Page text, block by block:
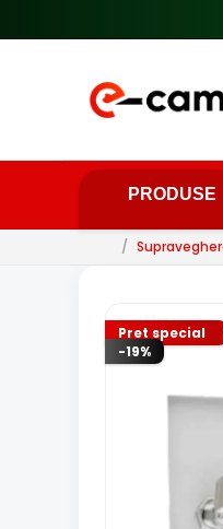
PRODUSE
/
Pret special
-19%